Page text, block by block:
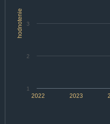
hodnotenie
2022 2023
1
2
3